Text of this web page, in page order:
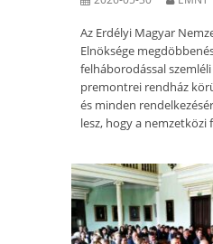
Az Erdélyi Magyar
Elnöksége
felháborodással
premontrei rendház
és minden
lesz, hogy a nemzetközi